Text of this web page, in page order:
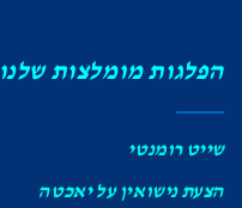
הפלגות מומלצות שלנו
שייט רומנטי
הצעת נישואין על יאכטה